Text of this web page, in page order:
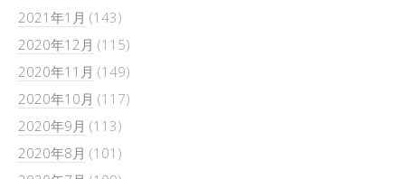
2021年1月 (143)
2020年12月 (115)
2020年11月 (149)
2020年10月 (117)
2020年9月 (113)
2020年8月 (101)